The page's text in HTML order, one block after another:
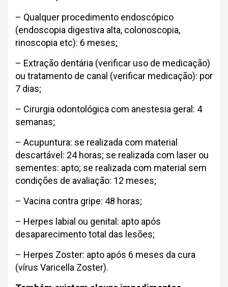
– Qualquer procedimento endoscópico
(endoscopia digestiva alta, colonoscopia,
rinoscopia etc): 6 meses;
– Extração dentária (verificar uso de medicação)
ou tratamento de canal (verificar medicação): por
7 dias;
– Cirurgia odontológica com anestesia geral: 4
semanas;
– Acupuntura: se realizada com material
descartável: 24 horas; se realizada com laser ou
sementes: apto; se realizada com material sem
condições de avaliação: 12 meses;
– Vacina contra gripe: 48 horas;
– Herpes labial ou genital: apto após
desaparecimento total das lesões;
– Herpes Zoster: apto após 6 meses da cura
(vírus Varicella Zoster).